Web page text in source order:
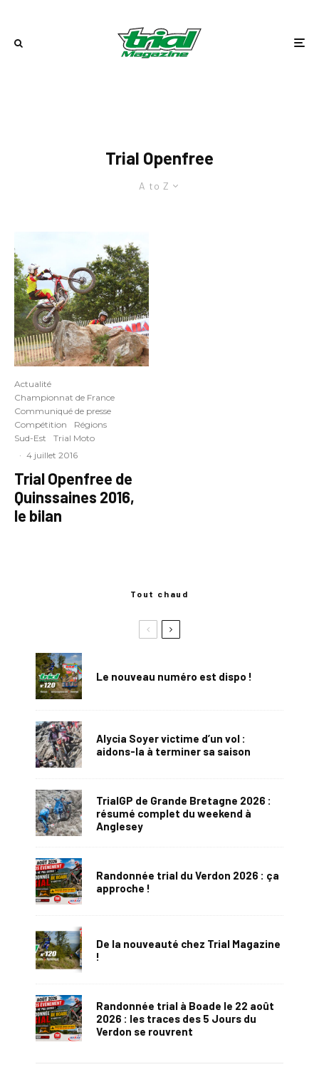
Trial Openfree
A to Z
Actualité
Championnat de France
Communiqué de presse
Compétition
Régions
Sud-Est
Trial Moto
· 4 juillet 2016
Trial Openfree de
Quinssaines 2016,
le bilan
Tout chaud
Le nouveau numéro est dispo !
Alycia Soyer victime d’un vol :
aidons-la à terminer sa saison
TrialGP de Grande Bretagne 2026 :
résumé complet du weekend à
Anglesey
Randonnée trial du Verdon 2026 : ça
approche !
De la nouveauté chez Trial Magazine
!
Randonnée trial à Boade le 22 août
2026 : les traces des 5 Jours du
Verdon se rouvrent